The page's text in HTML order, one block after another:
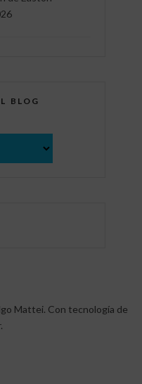
BLOG
Mattei. Con tecnología de
.